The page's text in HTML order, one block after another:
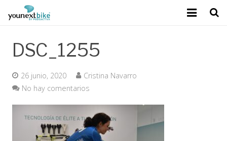
Sobre Younext Bike
Mejora del rendimiento
Tecnología exclusiva
Calidad Podoactiva
DSC_1255
26 junio, 2020
Cristina Navarro
No hay comentarios